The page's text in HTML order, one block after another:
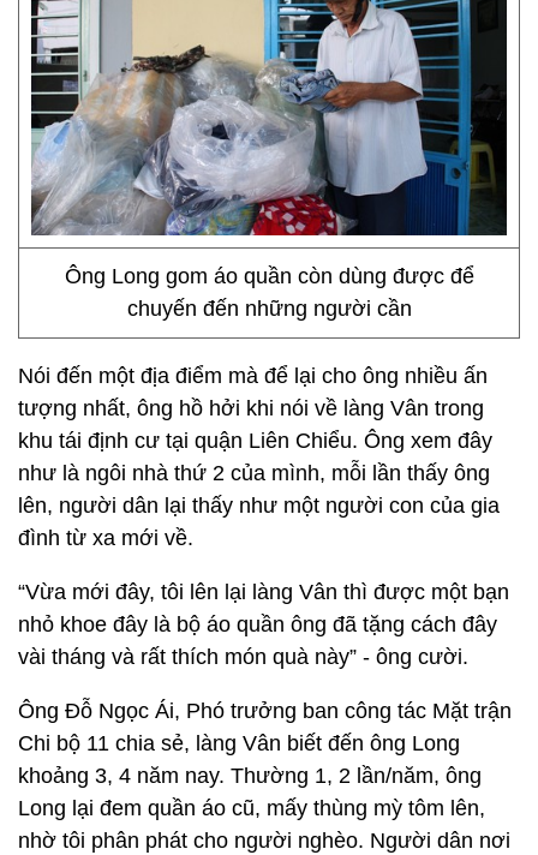
Ông Long gom áo quần còn dùng được để
chuyến đến những người cần
Nói đến một địa điểm mà để lại cho ông nhiều ấn
tượng nhất, ông hồ hởi khi nói về làng Vân trong
khu tái định cư tại quận Liên Chiểu. Ông xem đây
như là ngôi nhà thứ 2 của mình, mỗi lần thấy ông
lên, người dân lại thấy như một người con của gia
đình từ xa mới về.
“Vừa mới đây, tôi lên lại làng Vân thì được một bạn
nhỏ khoe đây là bộ áo quần ông đã tặng cách đây
vài tháng và rất thích món quà này” - ông cười.
Ông Đỗ Ngọc Ái, Phó trưởng ban công tác Mặt trận
Chi bộ 11 chia sẻ, làng Vân biết đến ông Long
khoảng 3, 4 năm nay. Thường 1, 2 lần/năm, ông
Long lại đem quần áo cũ, mấy thùng mỳ tôm lên,
nhờ tôi phân phát cho người nghèo. Người dân nơi